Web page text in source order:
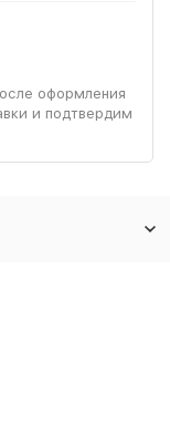
оформления
и подтвердим